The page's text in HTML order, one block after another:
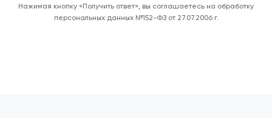
Нажимая кнопку «Получить ответ», вы соглашаетесь на обработку
персональных данных №152-ФЗ от 27.07.2006 г.